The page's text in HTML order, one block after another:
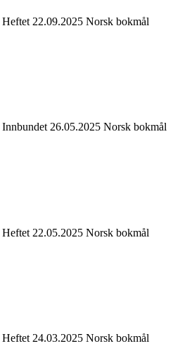
Heftet 22.09.2025 Norsk bokmål
Innbundet 26.05.2025 Norsk bokmål
Heftet 22.05.2025 Norsk bokmål
Heftet 24.03.2025 Norsk bokmål